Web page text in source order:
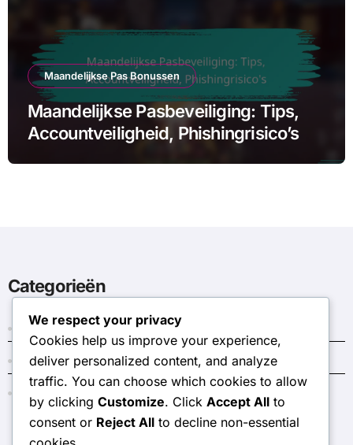
Maandelijkse Pas Bonussen
Maandelijkse Pasbeveiliging: Tips,
Accountveiligheid, Phishingrisico’s
Categorieën
Donkere Kristal Codes
Evenement Token Winkel Prijzen
Maandelijkse Pas Bonussen
We respect your privacy
Cookies help us improve your experience,
deliver personalized content, and analyze
traffic. You can choose which cookies to allow
by clicking Customize. Click Accept All to
consent or Reject All to decline non-essential